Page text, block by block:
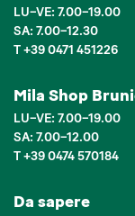
LU–VE: 7.00–19.00
SA: 7.00–12.30
T +39 0471 451226
Mila Shop
LU–VE: 7.00–19.00
SA: 7.00–12.00
T +39 0474 570184
Da sapere